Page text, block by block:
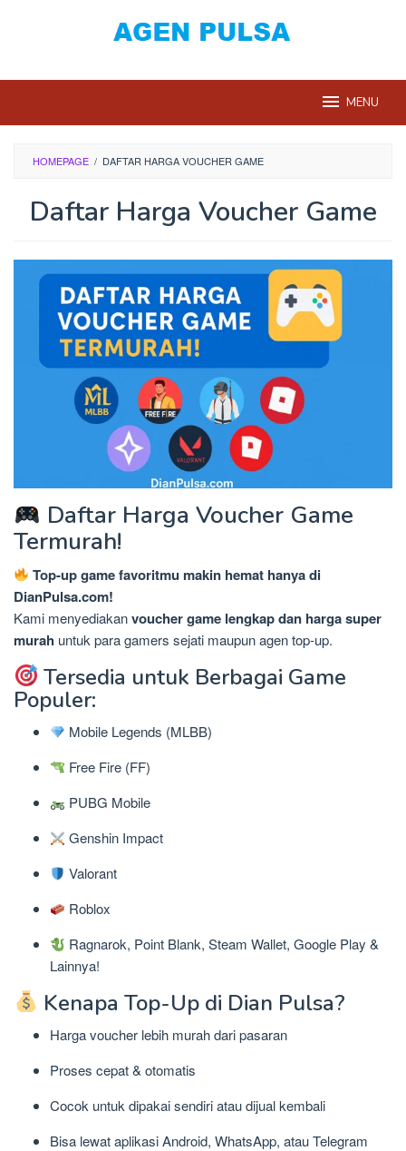
MENU
HOMEPAGE / DAFTAR HARGA VOUCHER GAME
Daftar Harga Voucher Game
Dian
Diposting
Daftar Harga Voucher Game
Termurah!
Top-up game favoritmu makin hemat hanya di
DianPulsa.com!
Kami menyediakanvoucher game lengkap dan harga super
murah untuk para gamers sejati maupun agen top-up.
Tersedia untuk Berbagai Game
Populer:
Mobile Legends (MLBB)
Free Fire (FF)
PUBG Mobile
Genshin Impact
Valorant
Roblox
Ragnarok, Point Blank, Steam Wallet, Google Play &
Lainnya!
Kenapa Top-Up di Dian Pulsa?
Harga voucher lebih murah dari pasaran
Proses cepat & otomatis
Cocok untuk dipakai sendiri atau dijual kembali
Bisa lewat aplikasi Android, WhatsApp, atau Telegram